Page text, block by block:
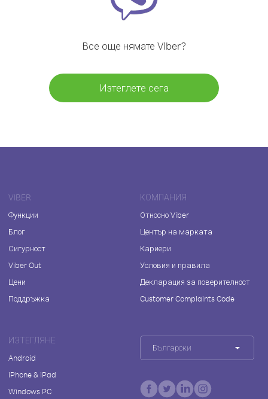
Все още нямате Viber?
Изтеглете сега
VIBER
Функции
Блог
Сигурност
Viber Out
Цени
Поддръжка
КОМПАНИЯ
Относно Viber
Център на марката
Кариери
Условия и правила
Декларация за поверителност
Customer Complaints Code
ИЗТЕГЛЯНЕ
Android
iPhone & iPad
Windows PC
Български